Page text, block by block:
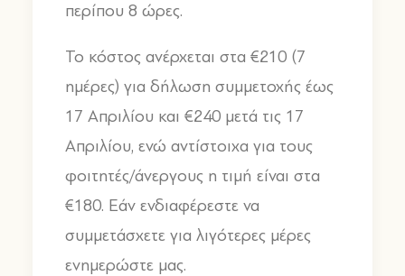
περίπου 8 ώρες.
Το κόστος ανέρχεται στα €210 (7
ημέρες) για δήλωση συμμετοχής έως
17 Απριλίου και €240 μετά τις 17
Απριλίου, ενώ αντίστοιχα για τους
φοιτητές/άνεργους η τιμή είναι στα
€180. Εάν ενδιαφέρεστε να
συμμετάσχετε για λιγότερες μέρες
ενημερώστε μας.